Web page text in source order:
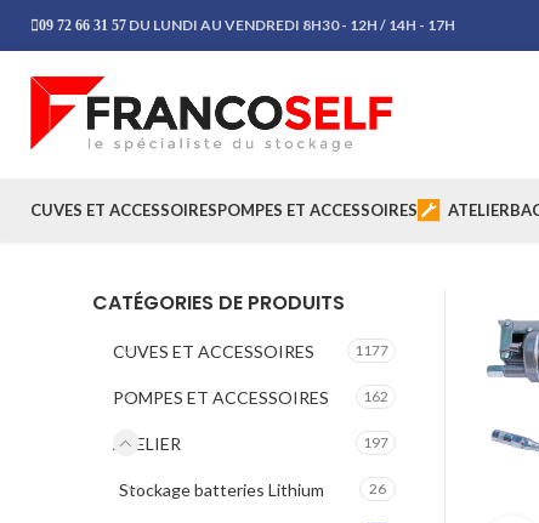
09 72 66 31 57 DU LUNDI AU VENDREDI 8H30 - 12H / 14H - 17H
CUVES ET ACCESSOIRESPOMPES ET ACCESSOIRES ATELIER
CATÉGORIES DE PRODUITS
CUVES ET ACCESSOIRES 1177
POMPES ET ACCESSOIRES 162
ATELIER 197
Stockage batteries Lithium 26